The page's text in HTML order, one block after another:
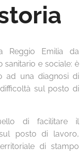
Reggio Emilia da
sanitario e sociale: è
ad una diagnosi di
sul posto di
di facilitare il
posto di lavoro,
di stampo